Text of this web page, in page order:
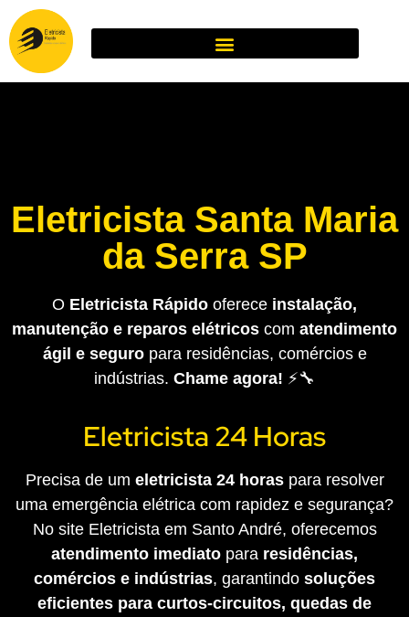
Eletricista Santa Maria
da Serra SP
O Eletricista Rápido oferece instalação,
manutenção e reparos elétricos com atendimento
ágil e seguropara residências, comércios e
indústrias. Chame agora! ⚡🔧
Eletricista 24 Horas
Precisa de um eletricista 24 horaspara resolver
uma emergência elétrica com rapidez e segurança?
No site Eletricista em Santo André, oferecemos
atendimento imediato para residências,
comércios e indústrias, garantindo soluções
eficientes para curtos-circuitos, quedas de